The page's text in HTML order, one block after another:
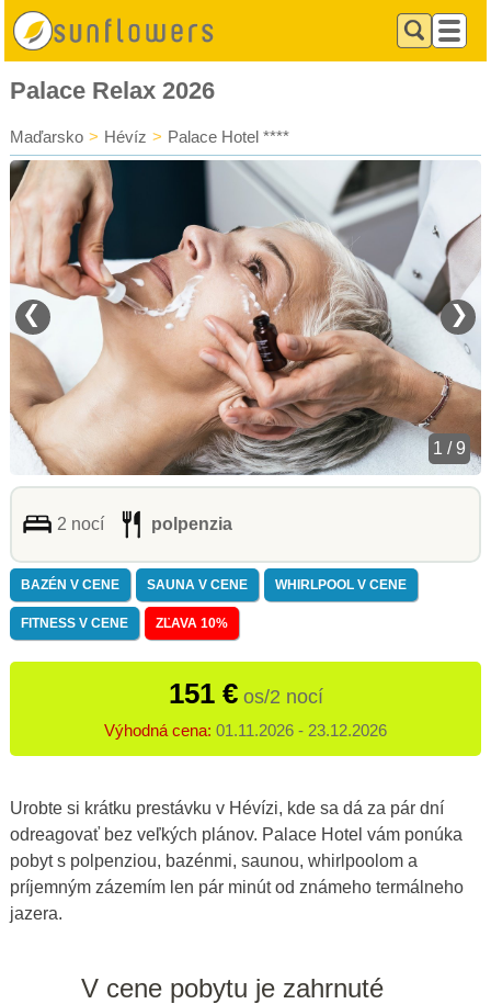
Palace Relax 2026
Maďarsko > Hévíz > Palace Hotel ****
❮ ❯
1 / 9
2 nocí polpenzia
BAZÉN V CENE SAUNA V CENE WHIRLPOOL V CENE
FITNESS V CENE ZĽAVA 10%
151 €os/2 nocí
Výhodná cena: 01.11.2026 - 23.12.2026
Urobte si krátku prestávku v Hévízi, kde sa dá za pár dní
odreagovať bez veľkých plánov. Palace Hotel vám ponúka
pobyt s polpenziou, bazénmi, saunou, whirlpoolom a
príjemným zázemím len pár minút od známeho termálneho
jazera.
V cene pobytu je zahrnuté